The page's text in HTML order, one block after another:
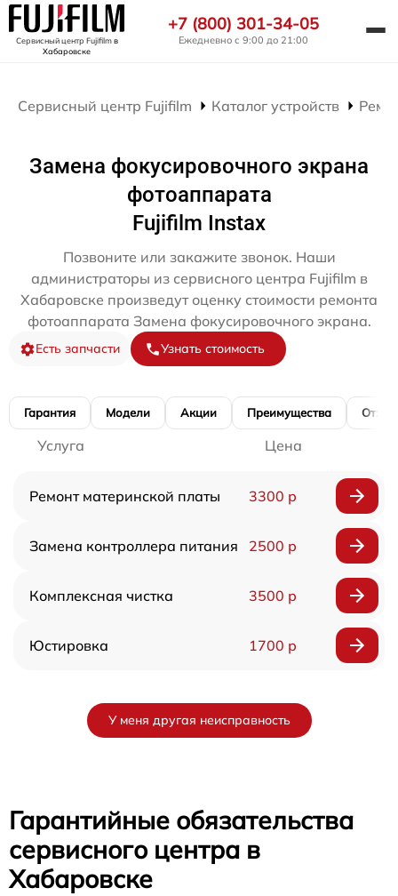
Сервисный центр Fujifilmв
Хабаровске
+7 (800) 301-34-05
Ежедневно с 9:00 до 21:00
Сервисный центр Fujifilm Каталог устройств
Замена фокусировочного экрана
фотоаппарата
Fujifilm Instax
Позвоните или закажите звонок. Наши
администраторы из сервисного центра Fujifilm в
Хабаровске произведут оценку стоимости ремонта
фотоаппарата Замена фокусировочного экрана.
Есть запчасти Узнать стоимость
Гарантия Модели Акции Преимущества
Услуга Цена
Ремонт материнской платы 3300 р
Замена контроллера питания 2500 р
Комплексная чистка 3500 р
Юстировка 1700 р
У меня другая неисправность
Гарантийные обязательства
сервисного центра в
Хабаровске